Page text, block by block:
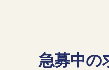
急募中の